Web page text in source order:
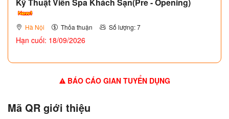
Hà Nội Thỏa thuận Số lượng: 7
Hạn cuối: 18/09/2026
BÁO CÁO GIAN TUYỂN DỤNG
Mã QR giới thiệu